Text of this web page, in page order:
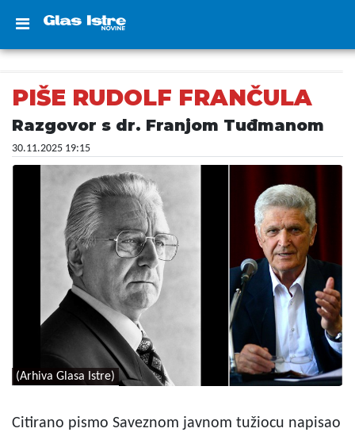
PIŠE RUDOLF FRANČULA
Razgovor s dr. Franjom Tuđmanom
30.11.2025 19:15
(Arhiva Glasa Istre)
Citirano pismo Saveznom javnom tužiocu napisao